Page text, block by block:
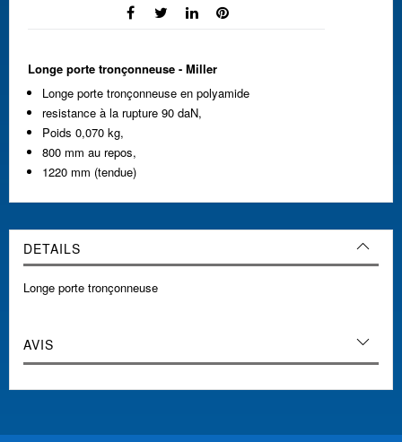
Longe porte tronçonneuse - Miller
Longe porte tronçonneuse en polyamide
resistance à la rupture 90 daN,
Poids 0,070 kg,
800 mm au repos,
1220 mm (tendue)
DETAILS
Longe porte tronçonneuse
AVIS